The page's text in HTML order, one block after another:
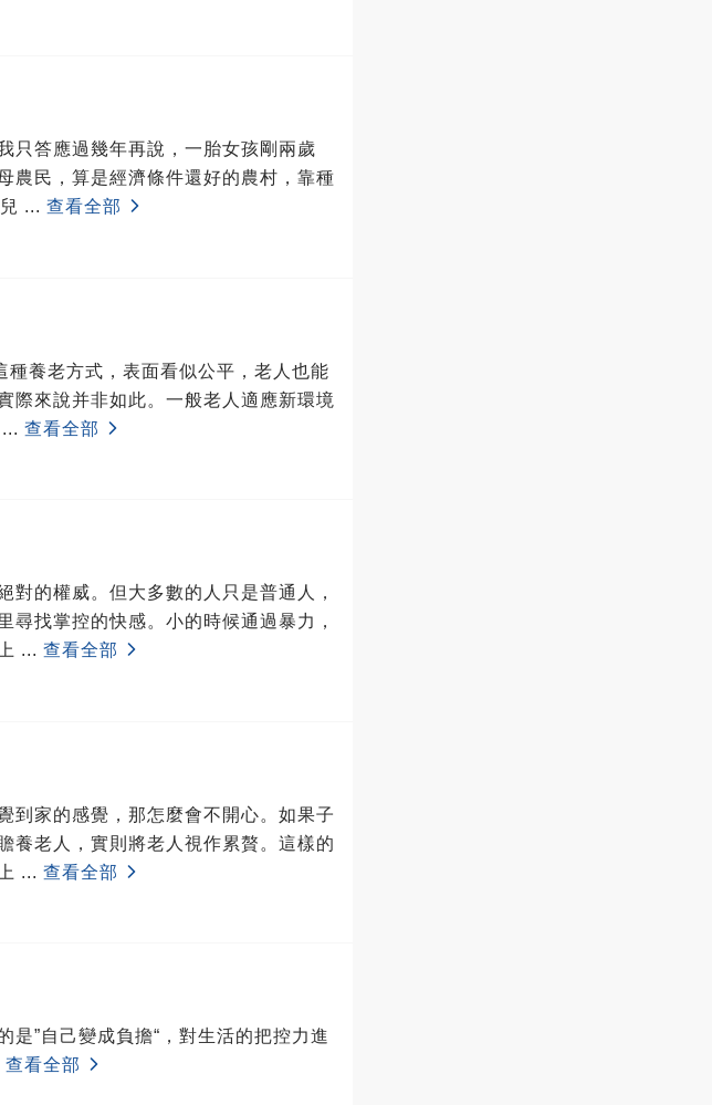
只答應過幾年再說，一胎女孩剛兩歲
農民，算是經濟條件還好的農村，靠種
... 查看全部
種養老方式，表面看似公平，老人也能
際來說并非如此。一般老人適應新環境
... 查看全部
對的權威。但大多數的人只是普通人，
找掌控的快感。小的時候通過暴力，
... 查看全部
家的感覺，那怎麼會不開心。如果子
養老人，實則將老人視作累贅。這樣的
... 查看全部
”自己變成負擔“，對生活的把控力進
查看全部